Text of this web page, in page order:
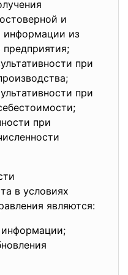
и
информации из
предприятия;
при
при
при
в условиях
являются:
информации;